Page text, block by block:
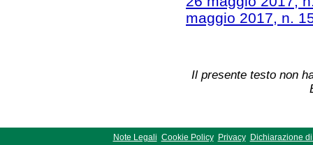
maggio 2017, n.
Il presente testo non
Note Legali Cookie Policy Privacy Dichiarazione